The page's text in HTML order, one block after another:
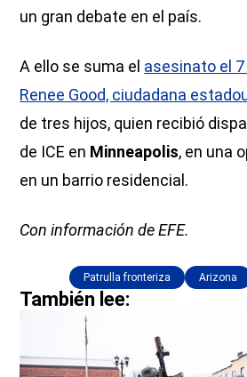
un gran debate en el país.
A ello se suma el asesinato el
Renee Good, ciudadana
de tres hijos, quien recibió
de ICE en Minneapolis, en una
en un barrio residencial.
Con información de EFE.
Patrulla fronteriza Arizona
También lee: